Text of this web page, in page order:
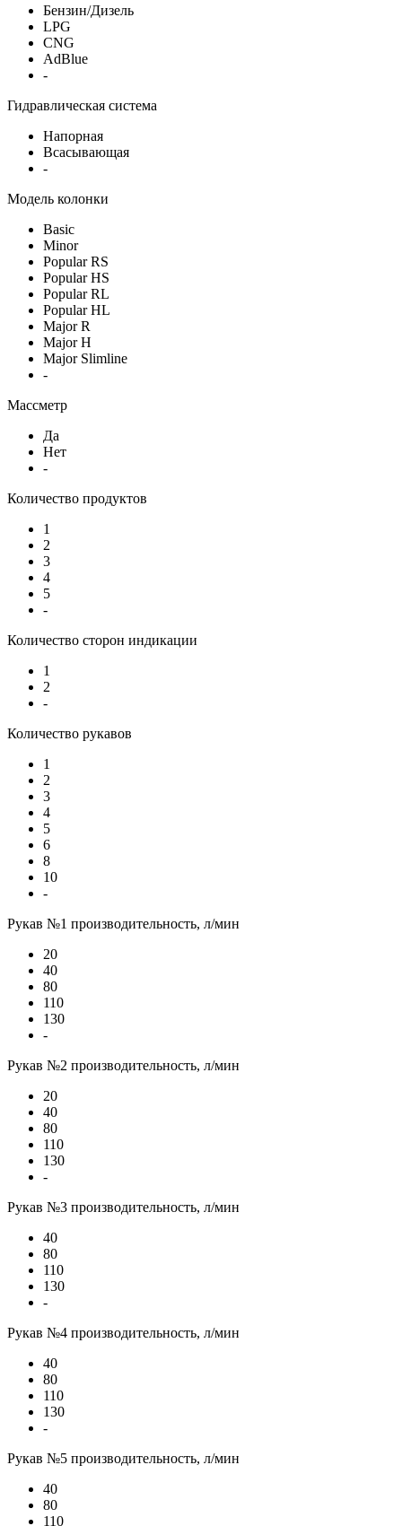
Бензин/Дизель
LPG
CNG
AdBlue
-
Гидравлическая система
Напорная
Всасывающая
-
Модель колонки
Basic
Minor
Popular RS
Popular HS
Popular RL
Popular HL
Major R
Major H
Major Slimline
-
Массметр
Да
Нет
-
Количество продуктов
1
2
3
4
5
-
Количество сторон индикации
1
2
-
Количество рукавов
1
2
3
4
5
6
8
10
-
Рукав №1 производительность, л/мин
20
40
80
110
130
-
Рукав №2 производительность, л/мин
20
40
80
110
130
-
Рукав №3 производительность, л/мин
40
80
110
130
-
Рукав №4 производительность, л/мин
40
80
110
130
-
Рукав №5 производительность, л/мин
40
80
110